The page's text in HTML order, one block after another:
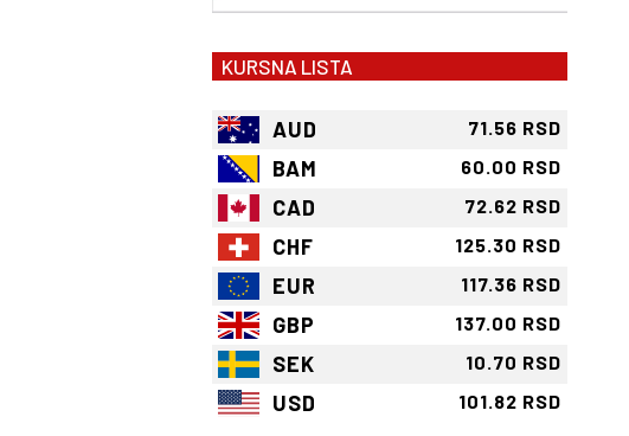
KURSNA LISTA
AUD 71.56 RSD
BAM 60.00 RSD
CAD 72.62 RSD
CHF 125.30 RSD
EUR 117.36 RSD
GBP 137.00 RSD
SEK 10.70 RSD
USD 101.82 RSD